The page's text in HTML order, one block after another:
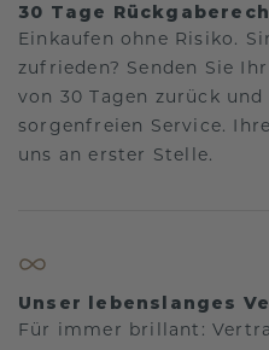
30 Tage
Einkaufen ohne Risiko.
zufrieden? Senden Sie
von 30 Tagen zurück und
sorgenfreien Service.
uns an erster Stelle.
Unser lebenslanges
Für immer brillant: